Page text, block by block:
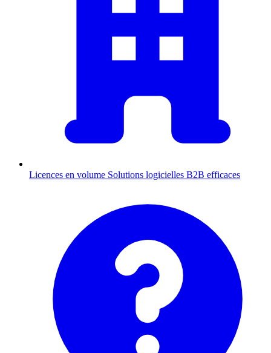
Licences en volume Solutions logicielles B2B efficaces